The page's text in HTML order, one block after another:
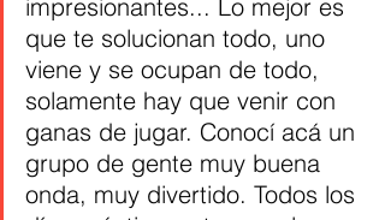
impresionantes... Lo mejor es
que te solucionan todo, uno
viene y se ocupan de todo,
solamente hay que venir con
ganas de jugar. Conocí acá un
grupo de gente muy buena
onda, muy divertido. Todos los